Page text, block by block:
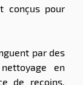
conçus pour
par des
en
de recoins,